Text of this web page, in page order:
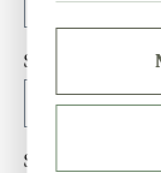
Schalter
Sensor